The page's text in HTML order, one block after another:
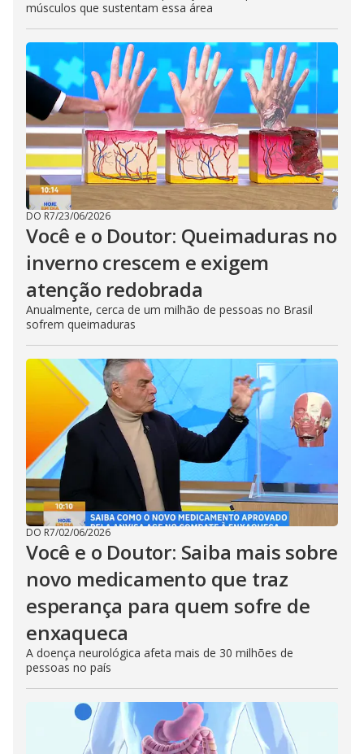
músculos que sustentam essa área
DO R7/23/06/2026
Você e o Doutor: Queimaduras no
inverno crescem e exigem
atenção redobrada
Anualmente, cerca de um milhão de pessoas no Brasil
sofrem queimaduras
DO R7/02/06/2026
Você e o Doutor: Saiba mais sobre
novo medicamento que traz
esperança para quem sofre de
enxaqueca
A doença neurológica afeta mais de 30 milhões de
pessoas no país